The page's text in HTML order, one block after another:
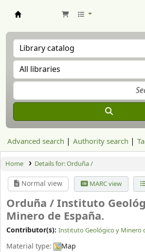
Advanced search Authority search
Home Details for:Orduña /
Normal view MARC view
Orduña /Instituto
Minero de España.
Contributor(s): Instituto Geológico y Minero
Material type:
Map